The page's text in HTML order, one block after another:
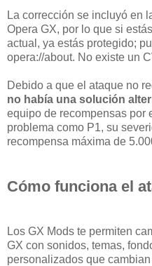
La corrección se incluyó en
Opera GX, por lo que si
actual, ya estás protegido;
opera://about. No existe un
Debido a que el ataque no
no había una solución
equipo de recompensas por
problema como P1, su
recompensa máxima de
Cómo funciona el
Los GX Mods te permiten
GX con sonidos, temas,
personalizados que